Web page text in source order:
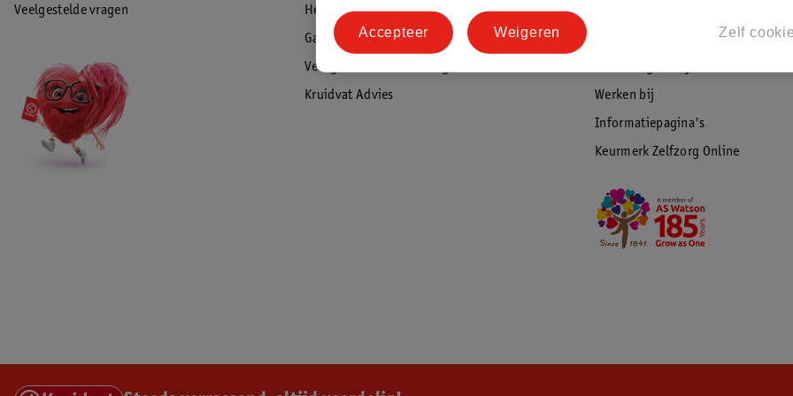
Veelgestelde vragen
Herroepen & retourneren
Garantie
Veiligheidswaarschuwingen
Kruidvat Advies
Werken bij
Informatiepagina's
Keurmerk Zelfzorg Online
Zelf
Weigeren
Accepteer